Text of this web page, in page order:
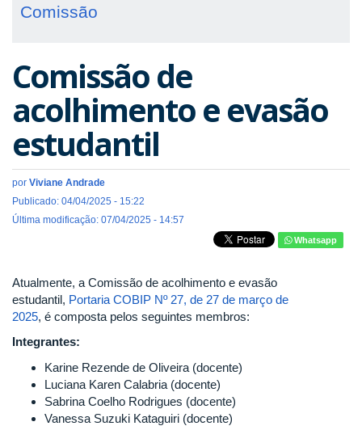
Comissão
Comissão de
acolhimento e evasão
estudantil
por Viviane Andrade
Publicado: 04/04/2025 - 15:22
Última modificação: 07/04/2025 - 14:57
Whatsapp
Atualmente, a Comissão de acolhimento e evasão
estudantil, Portaria COBIP Nº 27, de 27 de março de
2025, é composta pelos seguintes membros:
Integrantes:
Karine Rezende de Oliveira (docente)
Luciana Karen Calabria (docente)
Sabrina Coelho Rodrigues (docente)
Vanessa Suzuki Kataguiri (docente)